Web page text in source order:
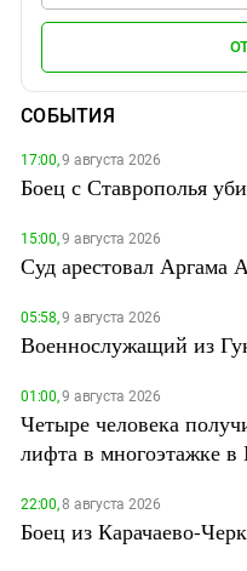
СОБЫТИЯ
17:00,9 августа 2026
Боец с Ставрополья
15:00,9 августа 2026
Суд арестовал Аргама
05:58,9 августа 2026
Военнослужащий из
01:00,9 августа 2026
Четыре человека
лифта в многоэтажке в
22:00,8 августа 2026
Боец из Карачаево-